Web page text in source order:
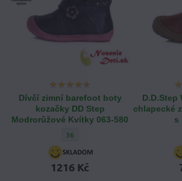
Dívčí zimní barefoot boty
kozačky DD Step
Modrorůžové Kvítky 063-580
Dívčí zimní barefoot boty kozačky
36
1216 Kč
D.D.Step
chlapecké
s